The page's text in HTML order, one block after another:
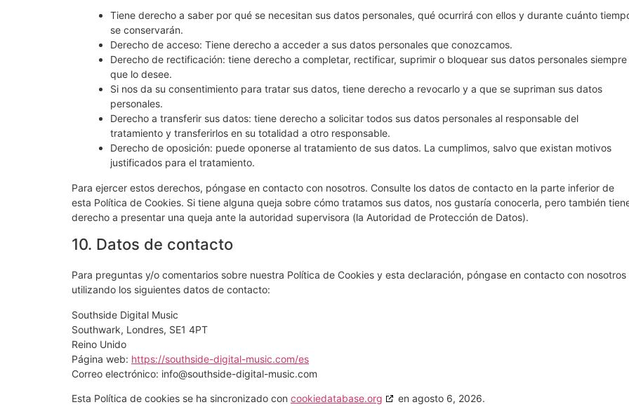
Tiene derecho a saber por qué se necesitan sus datos personales, qué ocurrirá con ellos y durante cuánto
se conservarán.
Derecho de acceso: Tiene derecho a acceder a sus datos personales que conozcamos.
Derecho de rectificación: tiene derecho a completar, rectificar, suprimir o bloquear sus datos personales siempre
que lo desee.
Si nos da su consentimiento para tratar sus datos, tiene derecho a revocarlo y a que se supriman sus datos
personales.
Derecho a transferir sus datos: tiene derecho a solicitar todos sus datos personales al responsable del
tratamiento y transferirlos en su totalidad a otro responsable.
Derecho de oposición: puede oponerse al tratamiento de sus datos. La cumplimos, salvo que existan motivos
justificados para el tratamiento.
Para ejercer estos derechos, póngase en contacto con nosotros. Consulte los datos de contacto en la parte inferior de
esta Política de Cookies. Si tiene alguna queja sobre cómo tratamos sus datos, nos gustaría conocerla, pero también
derecho a presentar una queja ante la autoridad supervisora (la Autoridad de Protección de Datos).
10. Datos de contacto
Para preguntas y/o comentarios sobre nuestra Política de Cookies y esta declaración, póngase en contacto con nosotros
utilizando los siguientes datos de contacto:
Southside Digital Music
Southwark, Londres, SE1 4PT
Reino Unido
Página web: https://southside-digital-music.com/es
Correo electrónico: info@southside-digital-music.com
Esta Política de cookies se ha sincronizado con cookiedatabase.org en agosto 6, 2026.